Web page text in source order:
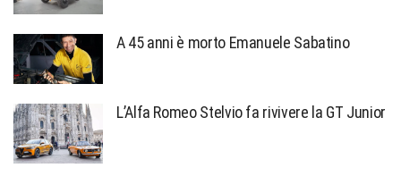
A 45 anni è morto Emanuele Sabatino
L’Alfa Romeo Stelvio fa rivivere la GT Junior